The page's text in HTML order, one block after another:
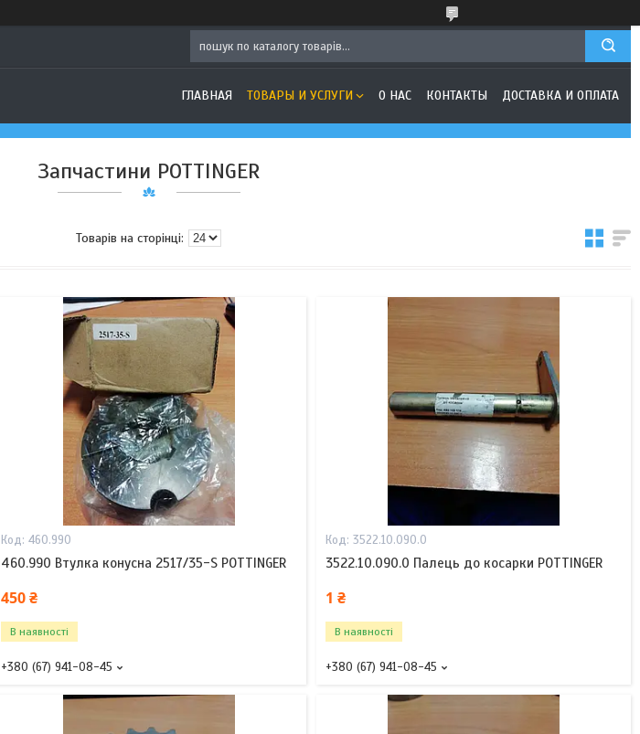
ГЛАВНАЯ ТОВАРЫ И УСЛУГИ О НАС КОНТАКТЫ ДОСТАВКА И ОПЛАТА
Запчастини POTTINGER
460.990
460.990 Втулка конусна 2517/35-S POTTINGER
450 ₴
В наявності
+380 (67) 941-08-45
3522.10.090.0
3522.10.090.0 Палець до косарки POTTINGER
1 ₴
В наявності
+380 (67) 941-08-45